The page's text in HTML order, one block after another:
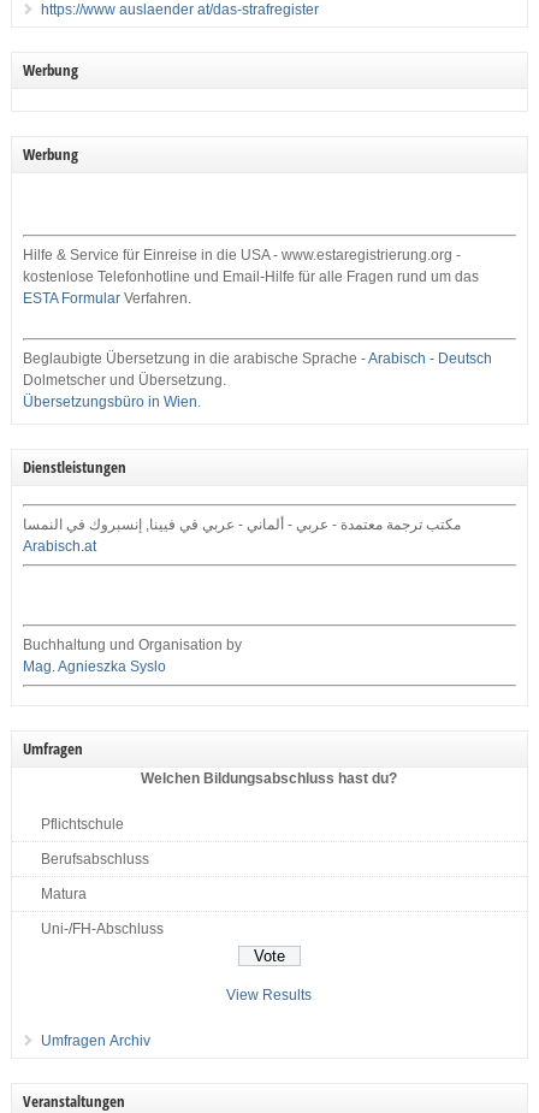
https://www auslaender at/das-strafregister
Werbung
Werbung
Hilfe & Service für Einreise in die USA - www.estaregistrierung.org -
kostenlose Telefonhotline und Email-Hilfe für alle Fragen rund um das
ESTA FormularVerfahren.
Beglaubigte Übersetzung in die arabische Sprache -Arabisch - Deutsch
Dolmetscher und Übersetzung.
Übersetzungsbüro in Wien.
Dienstleistungen
مكتب ترجمة معتمدة - عربي - ألماني - عربي في فيينا, إنسبروك في النمسا
Arabisch.at
Buchhaltung und Organisation by
Mag. Agnieszka Syslo
Umfragen
Welchen Bildungsabschluss hast du?
Pflichtschule
Berufsabschluss
Matura
Uni-/FH-Abschluss
View Results
Umfragen Archiv
Veranstaltungen